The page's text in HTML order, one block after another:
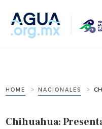
HOME NACIONALES
Chihuahua: